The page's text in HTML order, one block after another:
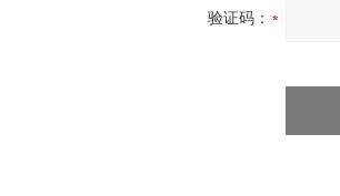
验证码：